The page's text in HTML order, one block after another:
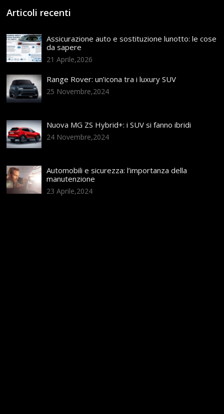
Articoli recenti
Assicurazione auto e sostituzione lunotto: le cose
da sapere
21 Aprile,2026
Range Rover: un’icona tra i luxury SUV
25 Novembre,2024
Nuova MG ZS Hybrid+: i SUV si fanno ibridi
24 Novembre,2024
Automobili e sicurezza: l’importanza della
manutenzione
23 Aprile,2024